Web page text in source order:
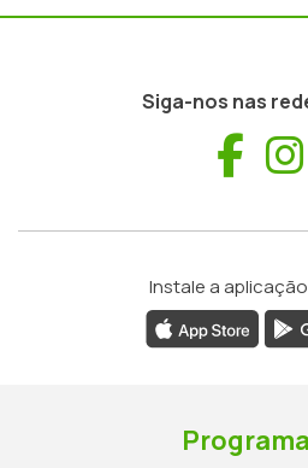
Siga-nos nas
Instale a aplicação